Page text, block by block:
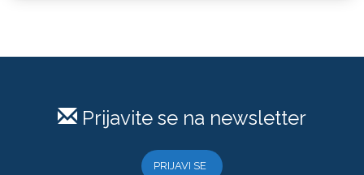
Prijavite se na newsletter
PRIJAVI SE